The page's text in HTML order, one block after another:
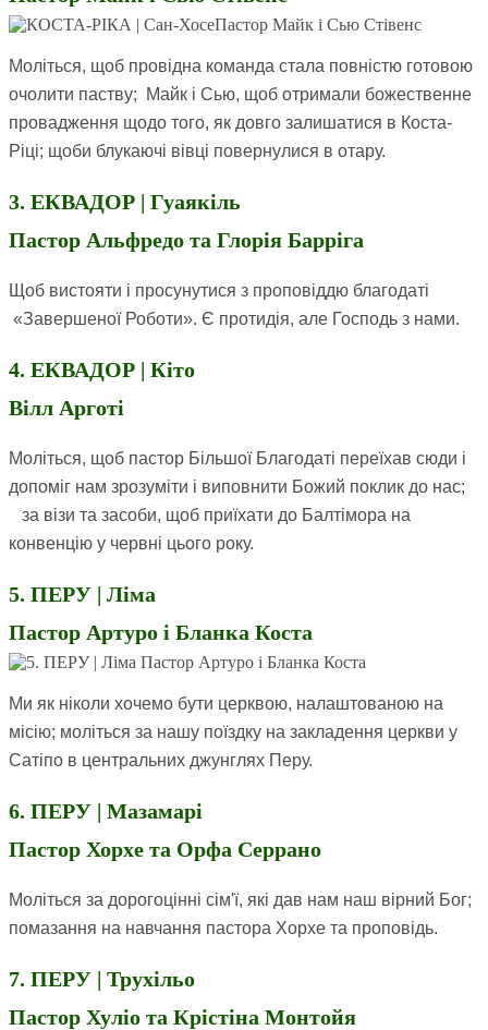
Моліться, щоб провідна команда стала повністю готовою
очолити паству; Майк і Сью, щоб отримали божественне
провадження щодо того, як довго залишатися в Коста-
Ріці; щоби блукаючі вівці повернулися в отару.
3. ЕКВАДОР | Гуаякіль
Пастор Альфредо та Глорія Барріга
Щоб вистояти і просунутися з проповіддю благодаті
«Завершеної Роботи». Є протидія, але Господь з нами.
4. ЕКВАДОР | Кіто
Вілл Арготі
Моліться, щоб пастор Більшої Благодаті переїхав сюди і
допоміг нам зрозуміти і виповнити Божий поклик до нас;
за візи та засоби, щоб приїхати до Балтімора на
конвенцію у червні цього року.
5. ПЕРУ | Ліма
Пастор Артуро і Бланка Коста
Ми як ніколи хочемо бути церквою, налаштованою на
місію; моліться за нашу поїздку на закладення церкви у
Сатіпо в центральних джунглях Перу.
6. ПЕРУ | Мазамарі
Пастор Хорхе та Орфа Серрано
Моліться за дорогоцінні сім'ї, які дав нам наш вірний Бог;
помазання на навчання пастора Хорхе та проповідь.
7. ПЕРУ | Трухільо
Пастор Хуліо та Крістіна Монтойя